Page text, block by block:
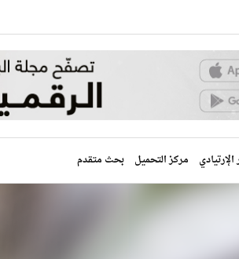
الإرتيادي مركز التحميل بحث متقدم